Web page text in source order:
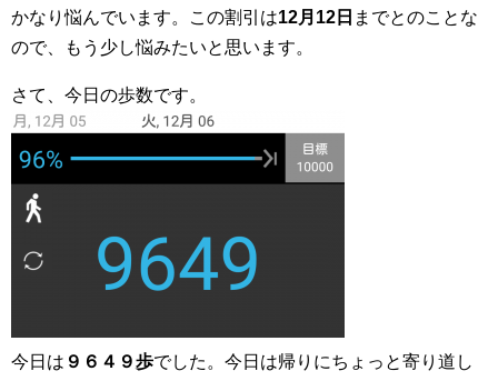
かなり悩んでいます。この割引は12月12日 までとのことな
ので、もう少し悩みたいと思います。
さて、今日の歩数です。
今日は ９６４９歩でした。今日は帰りにちょっと寄り道し